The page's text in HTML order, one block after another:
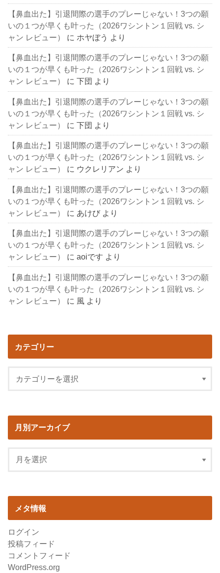
【鼻血出た】引退間際の選手のプレーじゃない！3つの願
いの１つが早くも叶った（2026ワシントン１回戦 vs. シ
ャン レビュー）
に ホヤぼう より
【鼻血出た】引退間際の選手のプレーじゃない！3つの願
いの１つが早くも叶った（2026ワシントン１回戦 vs. シ
ャン レビュー）
に下団 より
【鼻血出た】引退間際の選手のプレーじゃない！3つの願
いの１つが早くも叶った（2026ワシントン１回戦 vs. シ
ャン レビュー）
に下団 より
【鼻血出た】引退間際の選手のプレーじゃない！3つの願
いの１つが早くも叶った（2026ワシントン１回戦 vs. シ
ャン レビュー）
に ウクレリアン より
【鼻血出た】引退間際の選手のプレーじゃない！3つの願
いの１つが早くも叶った（2026ワシントン１回戦 vs. シ
ャン レビュー）
に あけび より
【鼻血出た】引退間際の選手のプレーじゃない！3つの願
いの１つが早くも叶った（2026ワシントン１回戦 vs. シ
ャン レビュー）
にaoiです より
【鼻血出た】引退間際の選手のプレーじゃない！3つの願
いの１つが早くも叶った（2026ワシントン１回戦 vs. シ
ャン レビュー）
に 風 より
カテゴリー
月別アーカイブ
メタ情報
ログイン
投稿フィード
コメントフィード
WordPress.org